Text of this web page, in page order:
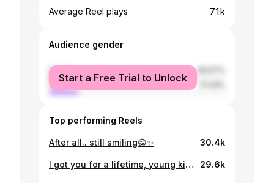
Average Reel plays 71k
Audience gender
female
male
Start a Free Trial to Unlock
Top performing Reels
After all.. still smiling😁✨ 30.4k
I got you for a lifetime, young king 💙👑 29.6k